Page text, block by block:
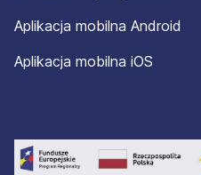
Aplikacja mobilna Android
Aplikacja mobilna iOS